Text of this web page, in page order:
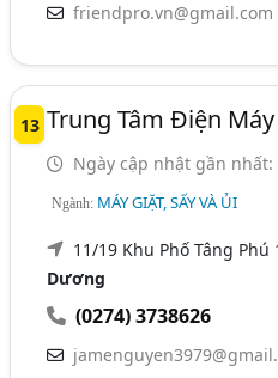
friendpro.vn@gmail.com
13 Trung Tâm Điện
Ngày cập nhật gần nhất:
Ngành: MÁY GIẶT, SẤY VÀ ỦI
11/19 Khu Phố Tâng Phú
Dương
(0274) 3738626